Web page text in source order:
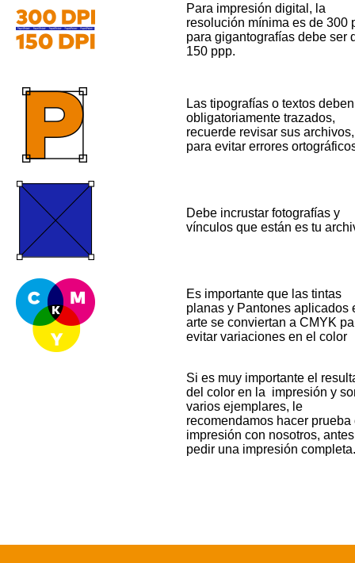
Para impresión digital, la
resolución mínima es de 300
para gigantografías debe ser
150 ppp.
Las tipografías o textos
obligatoriamente trazados,
recuerde revisar sus archivos,
para evitar errores
Debe incrustar fotografías y
vínculos que están es tu
Es importante que las tintas
planas y Pantones aplicados
arte se conviertan a CMYK
evitar variaciones en el color
Si es muy importante el
del color en la impresión y
varios ejemplares, le
recomendamos hacer prueba
impresión con nosotros,
pedir una impresión completa.